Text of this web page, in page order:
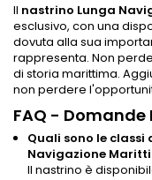
Il nastrino Lunga
esclusivo, con una
dovuta alla sua
rappresenta. Non
di storia marittima.
non perdere
FAQ - Domande
Quali sono le
Navigazione
Il nastrino è